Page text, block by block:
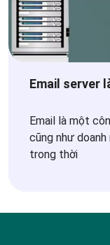
Email server
Email là một
cũng như
trong thời